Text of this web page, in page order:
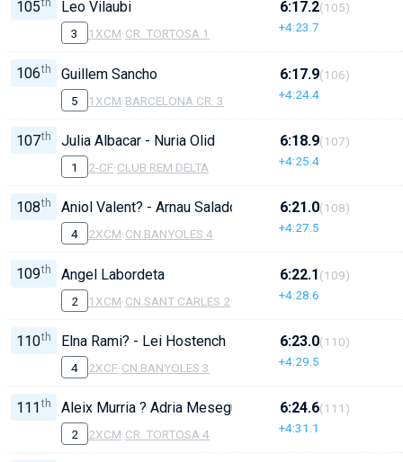
105th Leo Vilaubi
3 1XCM·CR. TORTOSA 1
6:17.2
+4:23.7
(105)
106th Guillem Sancho
5 1XCM·BARCELONA CR. 3
6:17.9
+4:24.4
(106)
107th Julia Albacar - Nuria Olid
1 2-CF·CLUB REM DELTA
6:18.9
+4:25.4
(107)
108th Aniol Valent? - Arnau Salado
4 2XCM·CN.BANYOLES 4
6:21.0
+4:27.5
(108)
109th Angel Labordeta
2 1XCM·CN.SANT CARLES 2
6:22.1
+4:28.6
(109)
110th Elna Rami? - Lei Hostench
4 2XCF·CN.BANYOLES 3
6:23.0
+4:29.5
(110)
111 th Aleix Murria ? Adria Meseguer
2 2XCM·CR. TORTOSA 4
6:24.6
+4:31.1
(111)